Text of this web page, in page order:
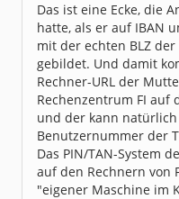
Dabei seit:
03 / 2007
Das ist eine Ecke, die
hatte, als er auf IBAN
mit der echten BLZ
gebildet. Und damit
Rechner-URL der
Rechenzentrum FI auf
und der kann
Benutzernummer der
Das PIN/TAN-System
auf den Rechnern von
"eigener Maschine im